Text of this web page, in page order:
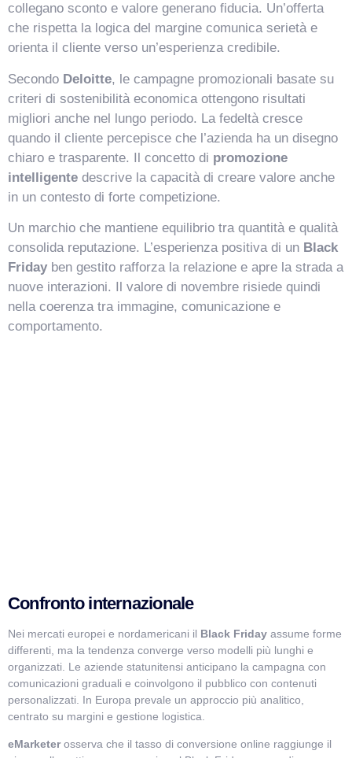
collegano sconto e valore generano fiducia. Un’offerta
che rispetta la logica del margine comunica serietà e
orienta il cliente verso un’esperienza credibile.
Secondo Deloitte, le campagne promozionali basate su
criteri di sostenibilità economica ottengono risultati
migliori anche nel lungo periodo. La fedeltà cresce
quando il cliente percepisce che l’azienda ha un disegno
chiaro e trasparente. Il concetto di promozione
intelligente descrive la capacità di creare valore anche
in un contesto di forte competizione.
Un marchio che mantiene equilibrio tra quantità e qualità
consolida reputazione. L’esperienza positiva di un Black
Friday ben gestito rafforza la relazione e apre la strada a
nuove interazioni. Il valore di novembre risiede quindi
nella coerenza tra immagine, comunicazione e
comportamento.
Confronto internazionale
Nei mercati europei e nordamericani il Black Friday assume forme
differenti, ma la tendenza converge verso modelli più lunghi e
organizzati. Le aziende statunitensi anticipano la campagna con
comunicazioni graduali e coinvolgono il pubblico con contenuti
personalizzati. In Europa prevale un approccio più analitico,
centrato su margini e gestione logistica.
eMarketerosserva che il tasso di conversione online raggiunge il